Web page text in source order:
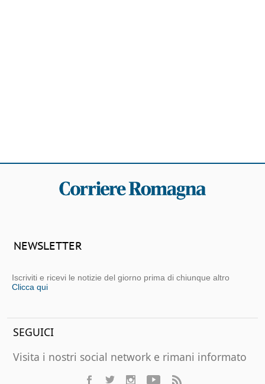
NEWSLETTER
Iscriviti e ricevi le notizie del giorno prima di chiunque altro
Clicca qui
SEGUICI
Visita i nostri social network e rimani informato